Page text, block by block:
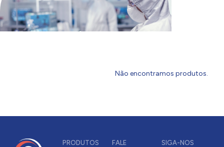
Não encontramos produtos.
PRODUTOS
FALE
SIGA-NOS